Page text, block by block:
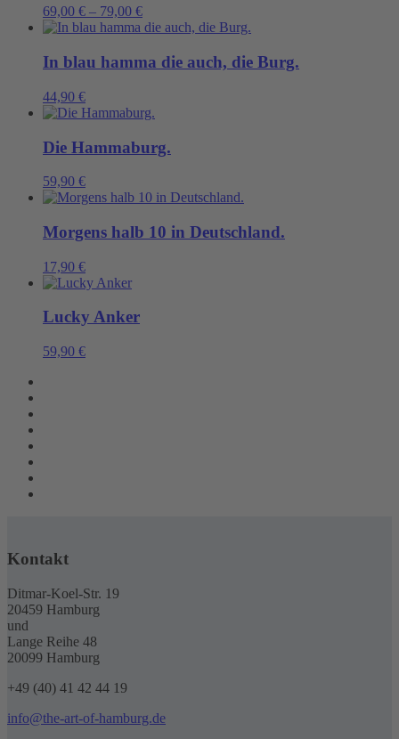
69,00 € – 79,00 €
In blau hamma die auch, die Burg.
44,90 €
Die Hammaburg.
59,90 €
Morgens halb 10 in Deutschland.
17,90 €
Lucky Anker
59,90 €
Kontakt
Ditmar-Koel-Str. 19
20459 Hamburg
und
Lange Reihe 48
20099 Hamburg
+49 (40) 41 42 44 19
info@the-art-of-hamburg.de